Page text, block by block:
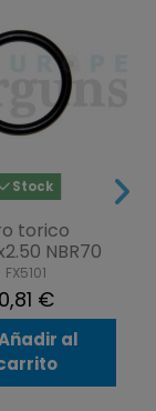
Stock
torico
NBR70
FX5101
0,81 €
al